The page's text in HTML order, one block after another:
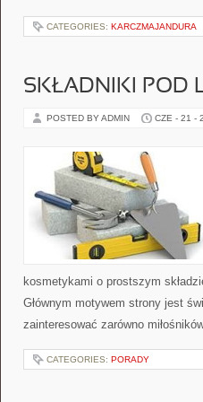
CATEGORIES: KARCZMAJANDURA
SKŁADNIKI POD
POSTED BY ADMIN CZE - 21 -
kosmetykami o prostszym
Głównym motywem strony jest
zainteresować zarówno
CATEGORIES: PORADY